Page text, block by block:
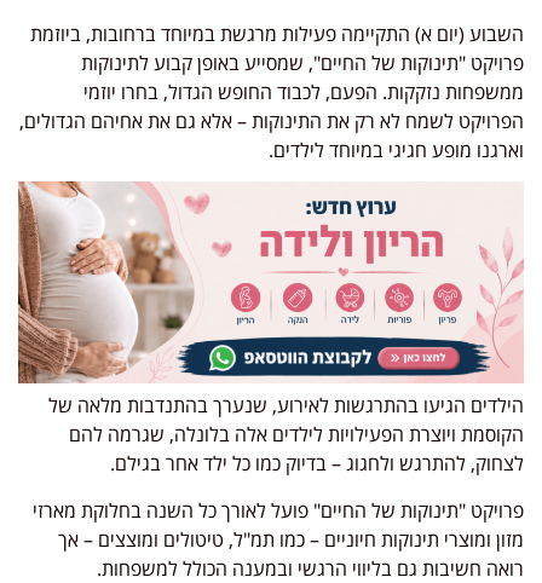
השבוע (יום א) התקיימה פעילות מרגשת במיוחד ברחובות, ביוזמת
פרויקט "תינוקות של החיים", שמסייע באופן קבוע לתינוקות
ממשפחות נזקקות. הפעם, לכבוד החופש הגדול, בחרו יוזמי
הפרויקט לשמח לא רק את התינוקות – אלא גם את אחיהם הגדולים,
וארגנו מופע חגיגי במיוחד לילדים.
הילדים הגיעו בהתרגשות לאירוע, שנערך בהתנדבות מלאה של
הקוסמת ויוצרת הפעילויות לילדים אלה בלונלה, שגרמה להם
לצחוק, להתרגש ולחגוג – בדיוק כמו כל ילד אחר בגילם.
פרויקט "תינוקות של החיים" פועל לאורך כל השנה בחלוקת מארזי
מזון ומוצרי תינוקות חיוניים – כמו תמ"ל, טיטולים ומוצצים – אך
רואה חשיבות גם בליווי הרגשי ובמענה הכולל למשפחות.